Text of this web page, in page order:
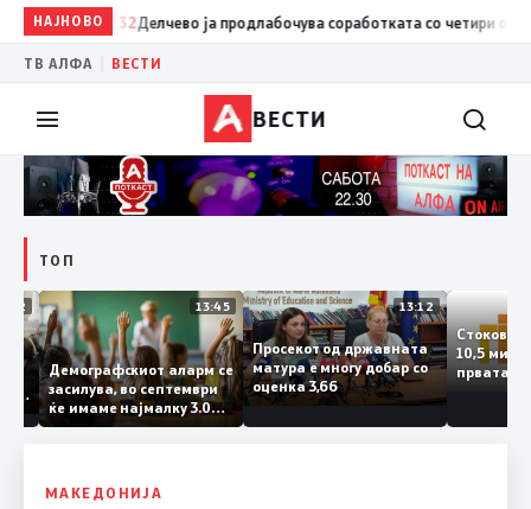
НАЈНОВО
14:32Делчево ја продлабочува соработката со четири општини
ТВ АЛФА ВЕСТИ
ВЕСТИ
ТОП
14:12 13:45
Демографскиот аларм се
засилува, во септември
ќе имаме најмалку 3.000
првачиња помалку
13:12
Просекот од државната
матура е многу добар со
оценка 3,66
10,5
МАКЕДОНИЈА